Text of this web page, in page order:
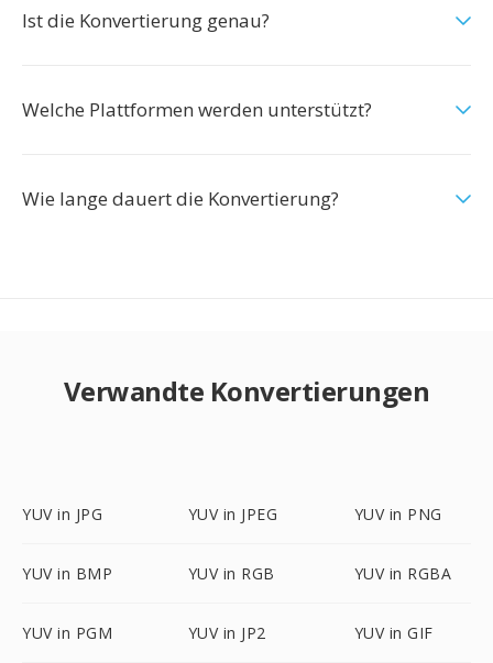
Ist die Konvertierung genau?
Welche Plattformen werden unterstützt?
Wie lange dauert die Konvertierung?
Verwandte Konvertierungen
YUV in JPG YUV in JPEG YUV in PNG
YUV in BMP YUV in RGB YUV in RGBA
YUV in PGM YUV in JP2 YUV in GIF